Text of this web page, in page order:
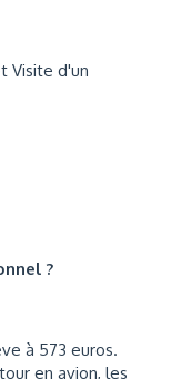
Visite d'un
?
à 573 euros.
en avion, les